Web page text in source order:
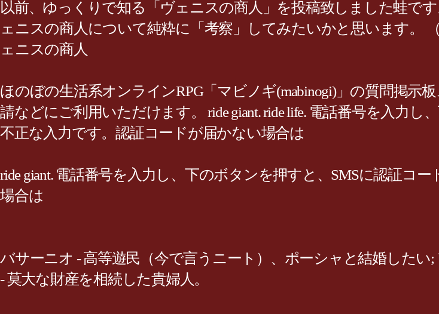
以前、ゆっくりで知る「ヴェニスの商人」を投稿致しました蛙で
ェニスの商人について純粋に「考察」してみたいかと思います
ェニスの商人
ほのぼの生活系オンラインRPG「マビノギ(mabinogi)」の質問掲示
請などにご利用いただけます。 ride giant. ride life. 電話番号を入力
不正な入力です。認証コードが届かない場合は
ride giant. 電話番号を入力し、下のボタンを押すと、SMSに認証コ
場合は
バサーニオ - 高等遊民（今で言うニート）、ポーシャと結婚した
- 莫大な財産を相続した貴婦人。